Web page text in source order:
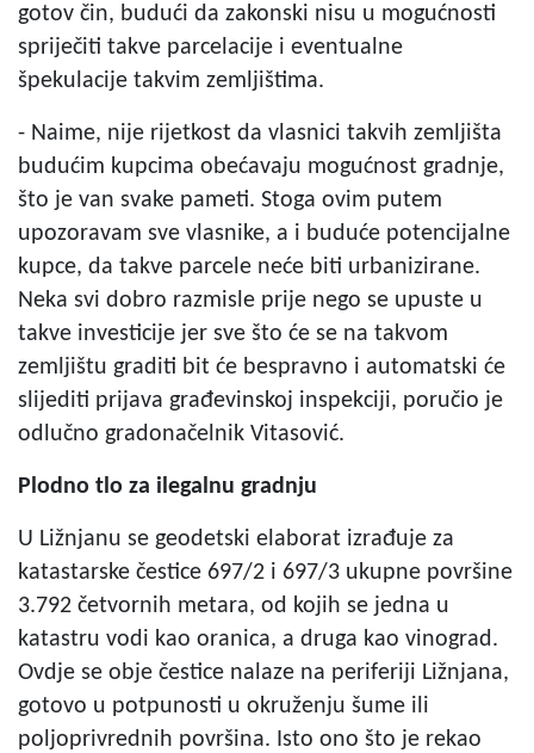
gotov čin, budući da zakonski nisu u mogućnosti
spriječiti takve parcelacije i eventualne
špekulacije takvim zemljištima.
- Naime, nije rijetkost da vlasnici takvih zemljišta
budućim kupcima obećavaju mogućnost gradnje,
što je van svake pameti. Stoga ovim putem
upozoravam sve vlasnike, a i buduće potencijalne
kupce, da takve parcele neće biti urbanizirane.
Neka svi dobro razmisle prije nego se upuste u
takve investicije jer sve što će se na takvom
zemljištu graditi bit će bespravno i automatski će
slijediti prijava građevinskoj inspekciji, poručio je
odlučno gradonačelnik Vitasović.
Plodno tlo za ilegalnu gradnju
U Ližnjanu se geodetski elaborat izrađuje za
katastarske čestice 697/2 i 697/3 ukupne površine
3.792 četvornih metara, od kojih se jedna u
katastru vodi kao oranica, a druga kao vinograd.
Ovdje se obje čestice nalaze na periferiji Ližnjana,
gotovo u potpunosti u okruženju šume ili
poljoprivrednih površina. Isto ono što je rekao